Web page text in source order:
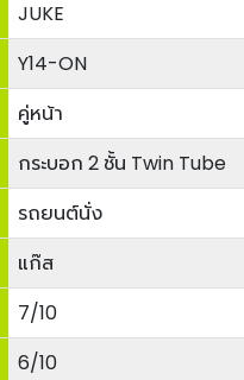
JUKE
Y14-ON
คู่หน้า
กระบอก 2 ชั้น Twin Tube
รถยนต์นั่ง
แก๊ส
7/10
6/10